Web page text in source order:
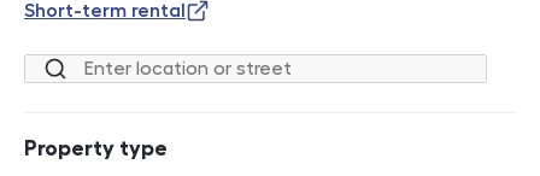
Short-term rental
Location or street
Property type